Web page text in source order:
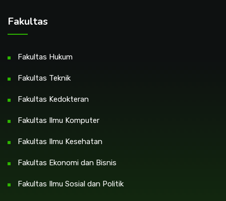
Fakultas
Fakultas Hukum
Fakultas Teknik
Fakultas Kedokteran
Fakultas Ilmu Komputer
Fakultas Ilmu Kesehatan
Fakultas Ekonomi dan Bisnis
Fakultas Ilmu Sosial dan Politik